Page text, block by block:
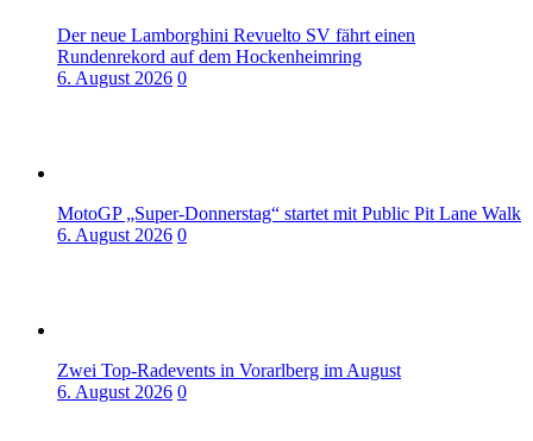
Der neue Lamborghini Revuelto SV fährt einen
Rundenrekord auf dem Hockenheimring
6. August 2026 0
MotoGP „Super-Donnerstag“ startet mit Public Pit Lane Walk
6. August 2026 0
Zwei Top-Radevents in Vorarlberg im August
6. August 2026 0